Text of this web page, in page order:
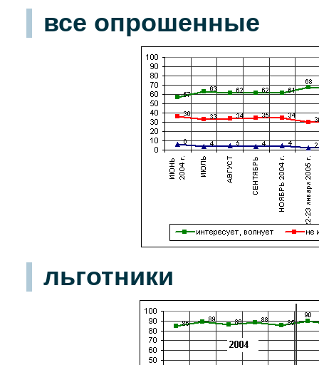
все опрошенные
льготники